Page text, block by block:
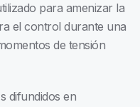
para amenizar la
el control durante una
de tensión
difundidos en